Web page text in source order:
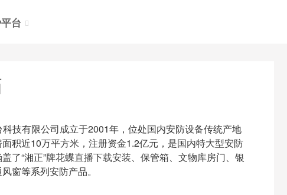
台
有限公司成立于2001年，位处国内安防设备传统产地
面积近10万平方米，注册资金1.2亿元，是国内特大型安防
盖了“湘正”牌花蝶直播下载安装、保管箱、文物库房门、银
风窗等系列安防产品。